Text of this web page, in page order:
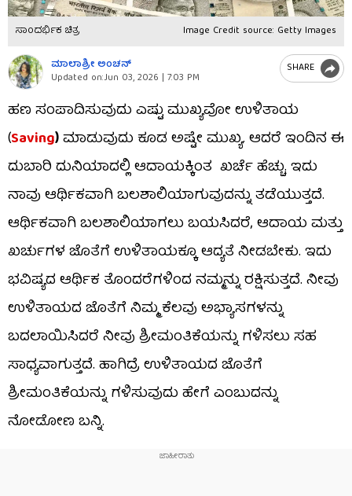
ಸಾಂದರ್ಭಿಕ ಚಿತ್ರ Image Credit source: Getty Images
ಮಾಲಾಶ್ರೀ ಅಂಚನ್​
Updated on:Jun 03, 2026 | 7:03 PM
SHARE
ಹಣ ಸಂಪಾದಿಸುವುದು ಎಷ್ಟು ಮುಖ್ಯವೋ ಉಳಿತಾಯ
(Saving)ಮಾಡುವುದು ಕೂಡ ಅಷ್ಟೇ ಮುಖ್ಯ. ಆದರೆ ಇಂದಿನ ಈ
ದುಬಾರಿ ದುನಿಯಾದಲ್ಲಿ ಆದಾಯಕ್ಕಿಂತ ಖರ್ಚೆ ಹೆಚ್ಚು. ಇದು
ನಾವು ಆರ್ಥಿಕವಾಗಿ ಬಲಶಾಲಿಯಾಗುವುದನ್ನು ತಡೆಯುತ್ತದೆ.
ಆರ್ಥಿಕವಾಗಿ ಬಲಶಾಲಿಯಾಗಲು ಬಯಸಿದರೆ, ಆದಾಯ ಮತ್ತು
ಖರ್ಚುಗಳ ಜೊತೆಗೆ ಉಳಿತಾಯಕ್ಕೂ ಆದ್ಯತೆ ನೀಡಬೇಕು. ಇದು
ಭವಿಷ್ಯದ ಆರ್ಥಿಕ ತೊಂದರೆಗಳಿಂದ ನಮ್ಮನ್ನು ರಕ್ಷಿಸುತ್ತದೆ. ನೀವು
ಉಳಿತಾಯದ ಜೊತೆಗೆ ನಿಮ್ಮ ಕೆಲವು ಅಭ್ಯಾಸಗಳನ್ನು
ಬದಲಾಯಿಸಿದರೆ ನೀವು ಶ್ರೀಮಂತಿಕೆಯನ್ನು ಗಳಿಸಲು ಸಹ
ಸಾಧ್ಯವಾಗುತ್ತದೆ. ಹಾಗಿದ್ರೆ ಉಳಿತಾಯದ ಜೊತೆಗೆ
ಶ್ರೀಮಂತಿಕೆಯನ್ನು ಗಳಿಸುವುದು ಹೇಗೆ ಎಂಬುದನ್ನು
ನೋಡೋಣ ಬನ್ನಿ.